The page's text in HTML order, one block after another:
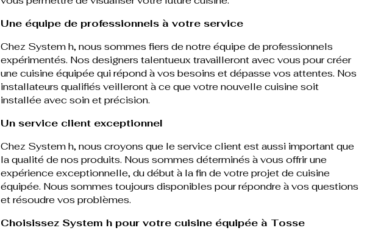
Une équipe de professionnels à votre service
Chez System h, nous sommes fiers de notre équipe de professionnels
expérimentés. Nos designers talentueux travailleront avec vous pour créer
une cuisine équipée qui répond à vos besoins et dépasse vos attentes. Nos
installateurs qualifiés veilleront à ce que votre nouvelle cuisine soit
installée avec soin et précision.
Un service client exceptionnel
Chez System h, nous croyons que le service client est aussi important que
la qualité de nos produits. Nous sommes déterminés à vous offrir une
expérience exceptionnelle, du début à la fin de votre projet de cuisine
équipée. Nous sommes toujours disponibles pour répondre à vos questions
et résoudre vos problèmes.
Choisissez System h pour votre cuisine équipée à Tosse